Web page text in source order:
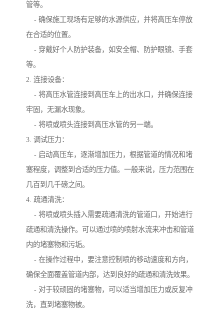
管等。
- 确保施工现场有足够的水源供应，并将高压车停放
在合适的位置。
- 穿戴好个人防护装备，如安全帽、防护眼镜、手套
等。
2. 连接设备：
- 将高压水管连接到高压车上的出水口，并确保连接
牢固，无漏水现象。
- 将喷或喷头连接到高压水管的另一端。
3. 调试压力：
- 启动高压车，逐渐增加压力，根据管道的情况和堵
塞程度，调整到合适的压力值。一般来说，压力范围在
几百到几千磅之间。
4. 疏通清洗：
- 将喷或喷头插入需要疏通清洗的管道口，开始进行
疏通和清洗操作。可以通过喷的喷射水流来冲击和管道
内的堵塞物和污垢。
- 在操作过程中，要注意控制喷的移动速度和方向，
确保全面覆盖管道内部，达到良好的疏通和清洗效果。
- 对于较顽固的堵塞物，可以适当增加压力或反复冲
洗，直到堵塞物被。